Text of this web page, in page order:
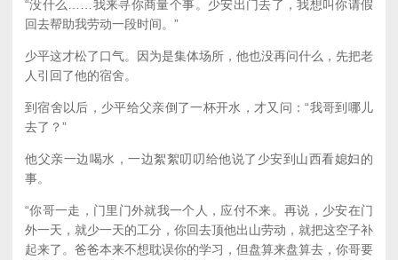
“没什么……我来寻你商量个事。少安出门去了，我想叫你请假
回去帮助我劳动一段时间。”
少平这才松了口气。因为是集体场所，他也没再问什么，先把老
人引回了他的宿舍。
到宿舍以后，少平给父亲倒了一杯开水，才又问：“我哥到哪儿
去了？”
他父亲一边喝水，一边絮絮叨叨给他说了少安到山西看媳妇的
事。
“你哥一走，门里门外就我一个人，应付不来。再说，少安在门
外一天，就少一天的工分，你回去顶他出山劳动，就把这空子补
起来了。爸爸本来不想耽误你的学习，但盘算来盘算去，你哥要